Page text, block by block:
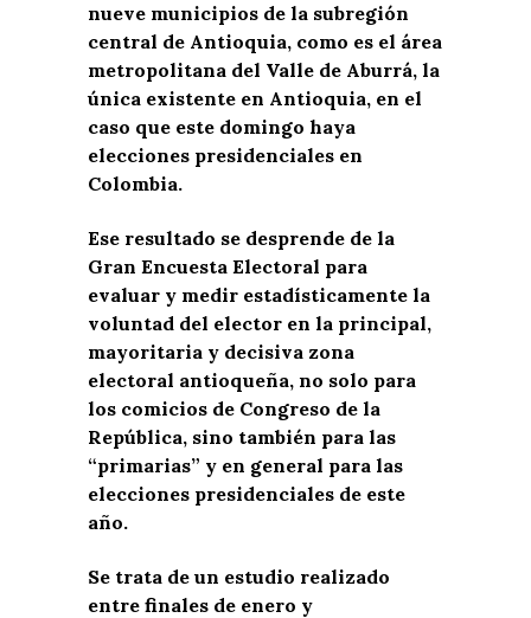
nueve municipios de la subregión
central de Antioquia, como es el área
metropolitana del Valle de Aburrá, la
única existente en Antioquia, en el
caso que este domingo haya
elecciones presidenciales en
Colombia.
Ese resultado se desprende de la
Gran Encuesta Electoral para
evaluar y medir estadísticamente la
voluntad del elector en la principal,
mayoritaria y decisiva zona
electoral antioqueña, no solo para
los comicios de Congreso de la
República, sino también para las
“primarias” y en general para las
elecciones presidenciales de este
año.
Se trata de un estudio realizado
entre finales de enero y